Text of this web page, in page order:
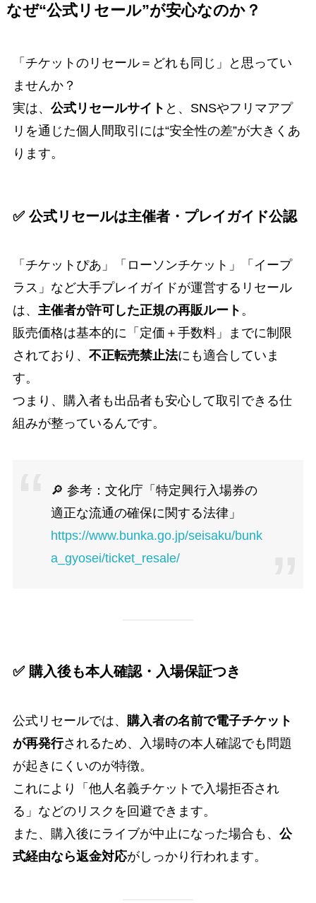
なぜ“公式リセール”が安心なのか？
「チケットのリセール＝どれも同じ」と思ってい
ませんか？
実は、 公式リセールサイト と、SNSやフリマアプ
リを通じた個人間取引には“安全性の差”が大きくあ
ります。
✅ 公式リセールは主催者・プレイガイド公認
「チケットぴあ」「ローソンチケット」「イープ
ラス」など大手プレイガイドが運営するリセール
は、 主催者が許可した正規の再販ルート 。
販売価格は基本的に「定価＋手数料」までに制限
されており、 不正転売禁止法にも適合していま
す。
つまり、購入者も出品者も安心して取引できる仕
組みが整っているんです。
🔎 参考：文化庁「特定興行入場券の
適正な流通の確保に関する法律」
https://www.bunka.go.jp/seisaku/bunk
a_gyosei/ticket_resale/
✅ 購入後も本人確認・入場保証つき
公式リセールでは、 購入者の名前で電子チケット
が再発行されるため、入場時の本人確認でも問題
が起きにくいのが特徴。
これにより「他人名義チケットで入場拒否され
る」などのリスクを回避できます。
また、購入後にライブが中止になった場合も、 公
式経由なら返金対応がしっかり行われます。